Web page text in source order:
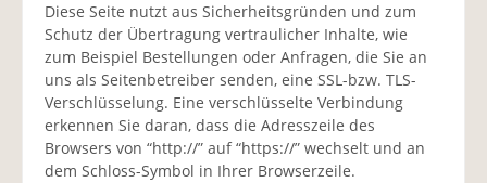
Diese Seite nutzt aus Sicherheitsgründen und zum
Schutz der Übertragung vertraulicher Inhalte, wie
zum Beispiel Bestellungen oder Anfragen, die Sie an
uns als Seitenbetreiber senden, eine SSL-bzw. TLS-
Verschlüsselung. Eine verschlüsselte Verbindung
erkennen Sie daran, dass die Adresszeile des
Browsers von “http://” auf “https://” wechselt und an
dem Schloss-Symbol in Ihrer Browserzeile.